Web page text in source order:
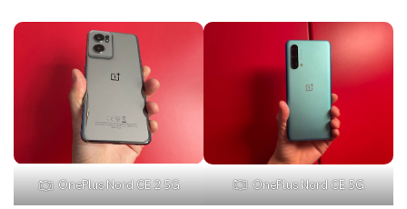
OnePlus Nord CE 2 5G OnePlus Nord CE 5G